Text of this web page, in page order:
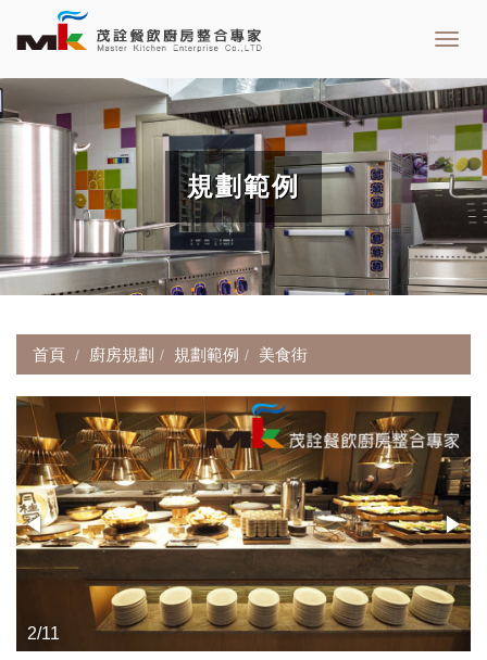
規劃範例
首頁 廚房規劃 規劃範例 美食街
3/11